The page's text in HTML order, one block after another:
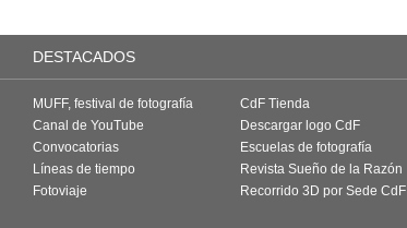
DESTACADOS
MUFF, festival de fotografía
Canal de YouTube
Convocatorias
Líneas de tiempo
Fotoviaje
CdF Tienda
Descargar logo CdF
Escuelas de fotografía
Revista Sueño de la Razón
Recorrido 3D por Sede CdF